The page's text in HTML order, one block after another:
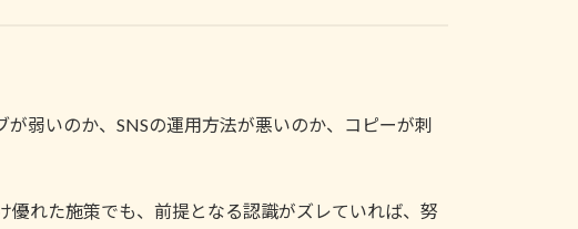
弱いのか、SNSの運用方法が悪いのか、コピーが刺
れた施策でも、前提となる認識がズレていれば、努